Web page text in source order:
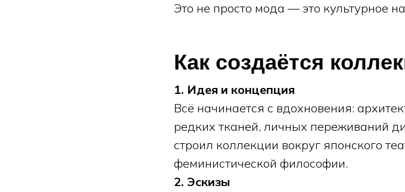
Это не просто мода — это культурное
Как создаётся
1. Идея и концепция
Всё начинается с вдохновения:
редких тканей, личных переживаний
строил коллекции вокруг японского
феминистической философии.
2. Эскизы